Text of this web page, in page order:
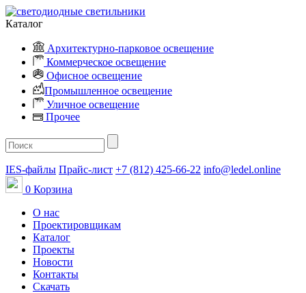
Каталог
Архитектурно-парковое освещение
Коммерческое освещение
Офисное освещение
Промышленное освещение
Уличное освещение
Прочее
IES-файлы Прайс-лист +7 (812) 425-66-22 info@ledel.online
0 Корзина
О нас
Проектировщикам
Каталог
Проекты
Новости
Контакты
Скачать